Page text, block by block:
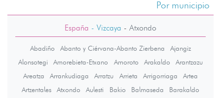
Por municipio
España - Vizcaya - Atxondo
Abadiño Abanto y Ciérvana-Abanto Zierbena
Ajangiz
Alonsotegi
Amorebieta-Etxano Amoroto Arakaldo
Arantzazu
Areatza
Arrankudiaga Arratzu Arrieta Arrigorriaga
Artea
Artzentales
Atxondo Aulesti Bakio Balmaseda
Barakaldo